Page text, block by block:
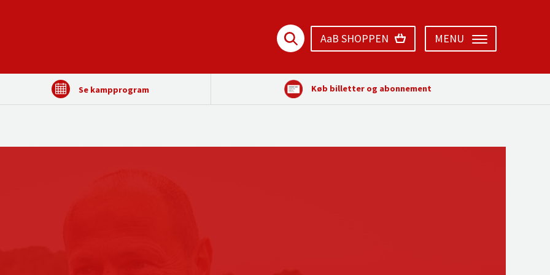
AaB SHOPPEN MENU
Køb billetter og abonnement
Se kampprogram